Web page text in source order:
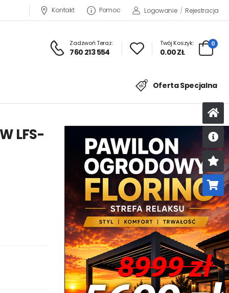
Kontakt Pomoc Logowanie / Rejestracja
Zadzwoń Teraz:
760 213 554
Twój Koszyk:
0.00 ZŁ
0
Oferta Specjalna
LFS-